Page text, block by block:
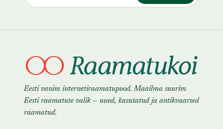
Eesti vanim internetiraamatupood. Maailma suurim
Eesti raamatute valik — uued, kasutatud ja antikvaarsed
raamatud.